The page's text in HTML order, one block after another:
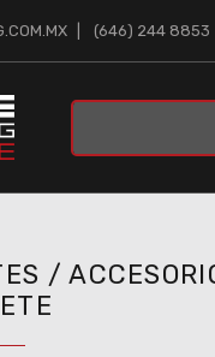
(646) 244 8853
/